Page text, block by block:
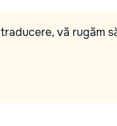
vă rugăm